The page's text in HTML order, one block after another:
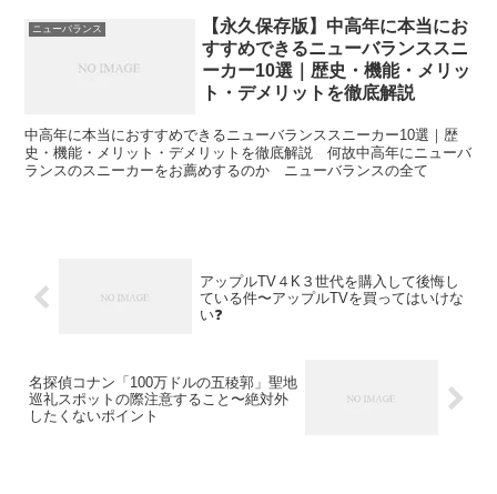
ニューバランス
【永久保存版】中高年に本当にお
すすめできるニューバランススニ
ーカー10選｜歴史・機能・メリッ
ト・デメリットを徹底解説
中高年に本当におすすめできるニューバランススニーカー10選｜歴
史・機能・メリット・デメリットを徹底解説 何故中高年にニューバ
ランスのスニーカーをお薦めするのか ニューバランスの全て
アップルTV４K３世代を購入して後悔し
ている件〜アップルTVを買ってはいけな
い❓
名探偵コナン「100万ドルの五稜郭」聖地
巡礼スポットの際注意すること〜絶対外
したくないポイント